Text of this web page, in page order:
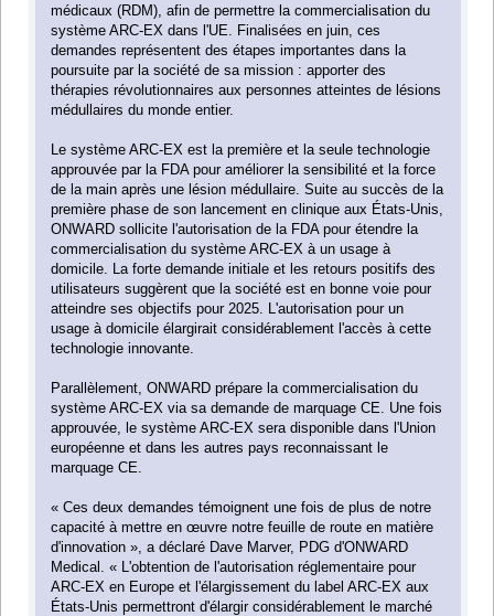
médicaux (RDM), afin de permettre la commercialisation du
système ARC-EX dans l'UE. Finalisées en juin, ces
demandes représentent des étapes importantes dans la
poursuite par la société de sa mission : apporter des
thérapies révolutionnaires aux personnes atteintes de lésions
médullaires du monde entier.
Le système ARC-EX est la première et la seule technologie
approuvée par la FDA pour améliorer la sensibilité et la force
de la main après une lésion médullaire. Suite au succès de la
première phase de son lancement en clinique aux États-Unis,
ONWARD sollicite l'autorisation de la FDA pour étendre la
commercialisation du système ARC-EX à un usage à
domicile. La forte demande initiale et les retours positifs des
utilisateurs suggèrent que la société est en bonne voie pour
atteindre ses objectifs pour 2025. L'autorisation pour un
usage à domicile élargirait considérablement l'accès à cette
technologie innovante.
Parallèlement, ONWARD prépare la commercialisation du
système ARC-EX via sa demande de marquage CE. Une fois
approuvée, le système ARC-EX sera disponible dans l'Union
européenne et dans les autres pays reconnaissant le
marquage CE.
« Ces deux demandes témoignent une fois de plus de notre
capacité à mettre en œuvre notre feuille de route en matière
d'innovation », a déclaré Dave Marver, PDG d'ONWARD
Medical. « L'obtention de l'autorisation réglementaire pour
ARC-EX en Europe et l'élargissement du label ARC-EX aux
États-Unis permettront d'élargir considérablement le marché